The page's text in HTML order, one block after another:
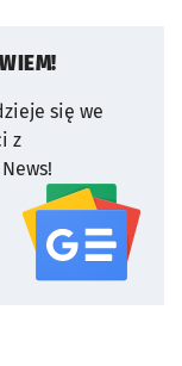
się we
z
serwisu